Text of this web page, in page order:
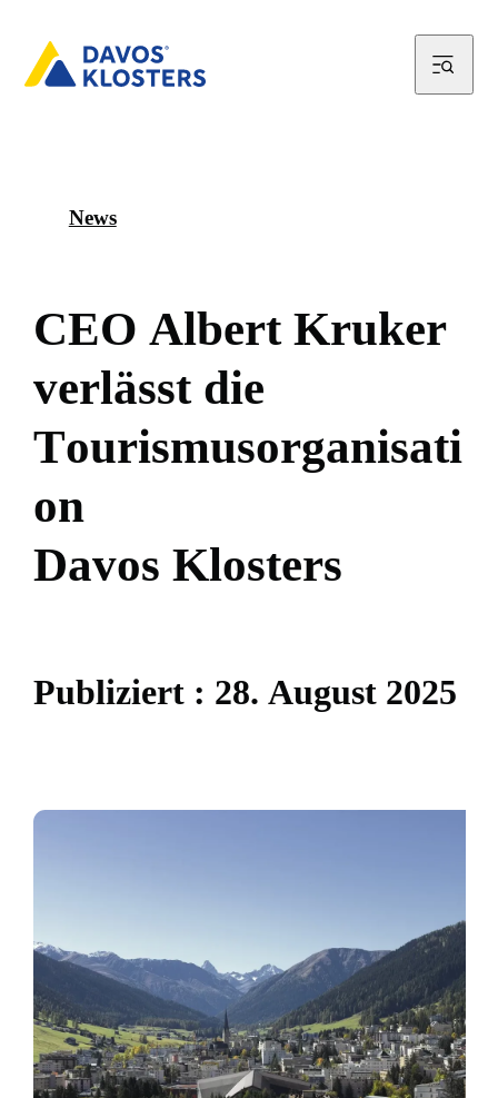
News
CEO Albert Kruker
verlässt die
Tourismusorganisati
on
Davos Klosters
Publiziert : 28. August 2025